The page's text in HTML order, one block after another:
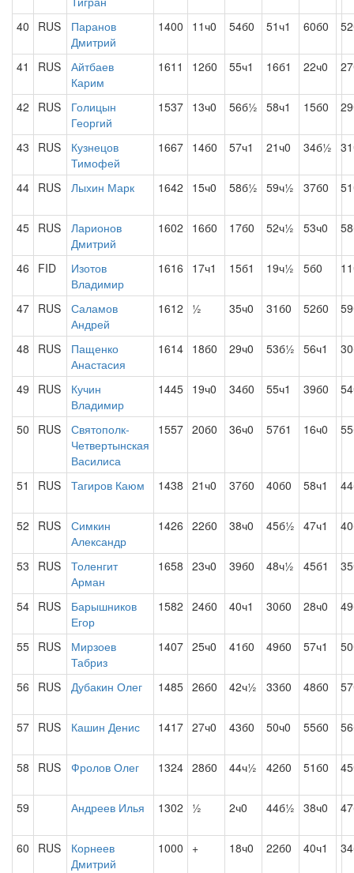
40
RUS
Паранов
Дмитрий
1400 11ч0 54б0 51ч1 60б0
41 RUS
Айтбаев
Карим
1611 12б0 55ч1 16б1 22ч0
42 RUS
Голицын
Георгий
1537 13ч0 56б½ 58ч1 15б0
43 RUS
Кузнецов
Тимофей
1667 14б0 57ч1 21ч0 34б½
44 RUS Лыхин Марк 1642 15ч0 58б½ 59ч½ 37б0
45 RUS
Ларионов
Дмитрий
1602 16б0 17б0 52ч½ 53ч0
46 FID
Изотов
Владимир
1616 17ч1 15б1 19ч½ 5б0
47 RUS
Саламов
Андрей
1612 ½ 35ч0 31б0 52б0
48 RUS
Пащенко
Анастасия
1614 18б0 29ч0 53б½ 56ч1
49 RUS
Кучин
Владимир
1445 19ч0 34б0 55ч1 39б0
50 RUS
Святополк-
Четвертынская
Василиса
1557 20б0 36ч0 57б1 16ч0
51 RUS Тагиров Каюм 1438 21ч0 37б0 40б0 58ч1
52 RUS
Симкин
Александр
1426 22б0 38ч0 45б½ 47ч1
53 RUS
Толенгит
Арман
1658 23ч0 39б0 48ч½ 45б1
54 RUS
Барышников
Егор
1582 24б0 40ч1 30б0 28ч0
55 RUS
Мирзоев
Табриз
1407 25ч0 41б0 49б0 57ч1
56 RUS Дубакин Олег 1485 26б0 42ч½ 33б0 48б0
57 RUS Кашин Денис 1417 27ч0 43б0 50ч0 55б0
58 RUS Фролов Олег 1324 28б0 44ч½ 42б0 51б0
59 Андреев Илья 1302 ½ 2ч0 44б½ 38ч0
60 RUS
Корнеев
Дмитрий
1000 + 18ч0 22б0 40ч1